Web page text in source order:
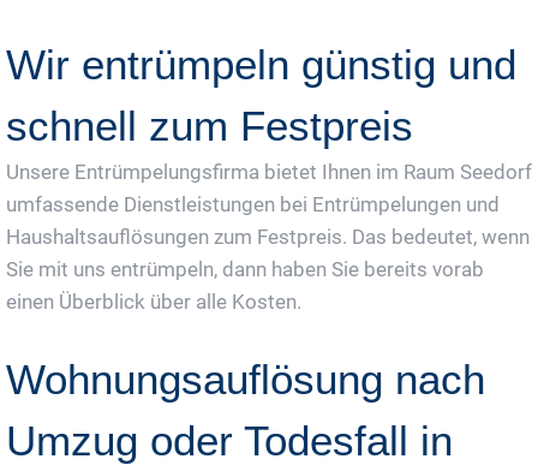
Wir entrümpeln günstig und
schnell zum Festpreis
Unsere Entrümpelungsfirma bietet Ihnen im Raum Seedorf
umfassende Dienstleistungen bei Entrümpelungen und
Haushaltsauflösungen zum Festpreis. Das bedeutet, wenn
Sie mit uns entrümpeln, dann haben Sie bereits vorab
einen Überblick über alle Kosten.
Wohnungsauflösung nach
Umzug oder Todesfall in